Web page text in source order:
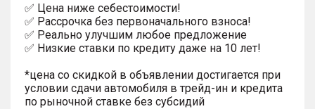
✅ Цена ниже себестоимости!
✅ Рассрочка без первоначального взноса!
✅ Реально улучшим любое предложение
✅ Низкие ставки по кредиту даже на 10 лет!
*цена со скидкой в объявлении достигается при
условии сдачи автомобиля в трейд-ин и кредита
по рыночной ставке без субсидий